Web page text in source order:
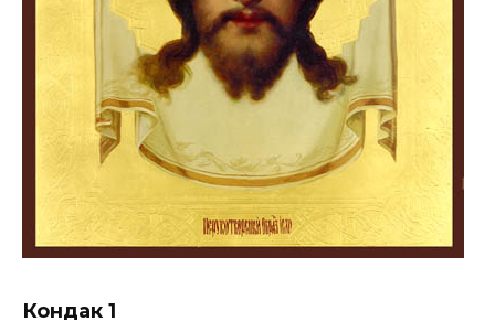
Кондак 1